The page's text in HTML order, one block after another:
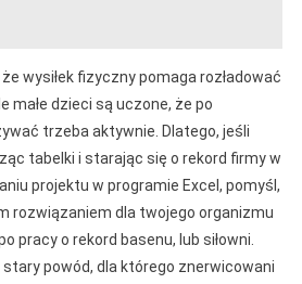
wysiłek fizyczny pomaga rozładować
małe dzieci są uczone, że po
trzeba aktywnie. Dlatego, jeśli
tabelki i starając się o rekord firmy w
projektu w programie Excel, pomyśl,
rozwiązaniem dla twojego organizmu
pracy o rekord basenu, lub siłowni.
powód, dla którego znerwicowani